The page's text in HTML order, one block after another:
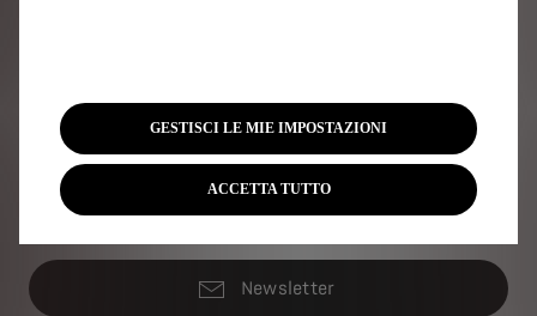
Trova il punto vendita più vicino.
Newsletter
GESTISCI LE MIE IMPOSTAZIONI
ACCETTA TUTTO